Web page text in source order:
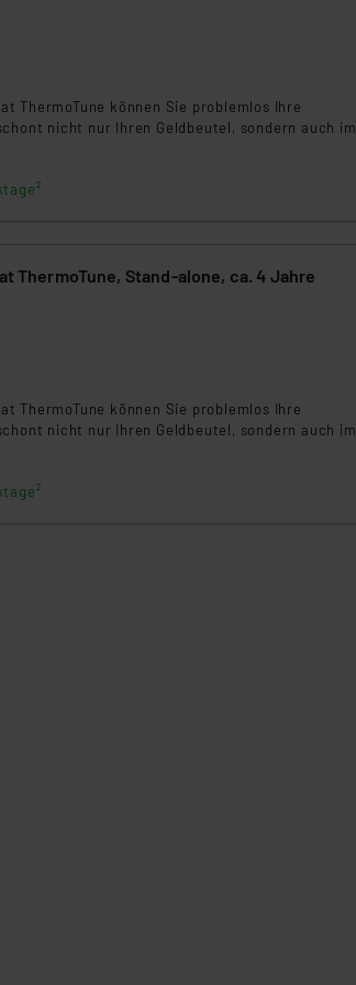
ThermoTune können Sie problemlos Ihre
nicht nur Ihren Geldbeutel, sondern auch im
Stand-alone, ca. 4 Jahre
ThermoTune können Sie problemlos Ihre
nicht nur Ihren Geldbeutel, sondern auch im